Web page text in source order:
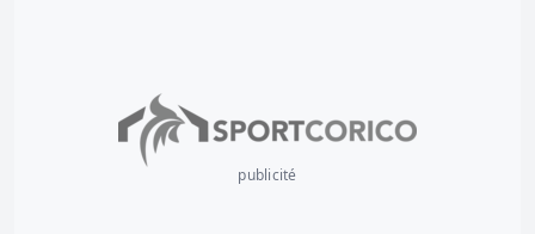
publicité